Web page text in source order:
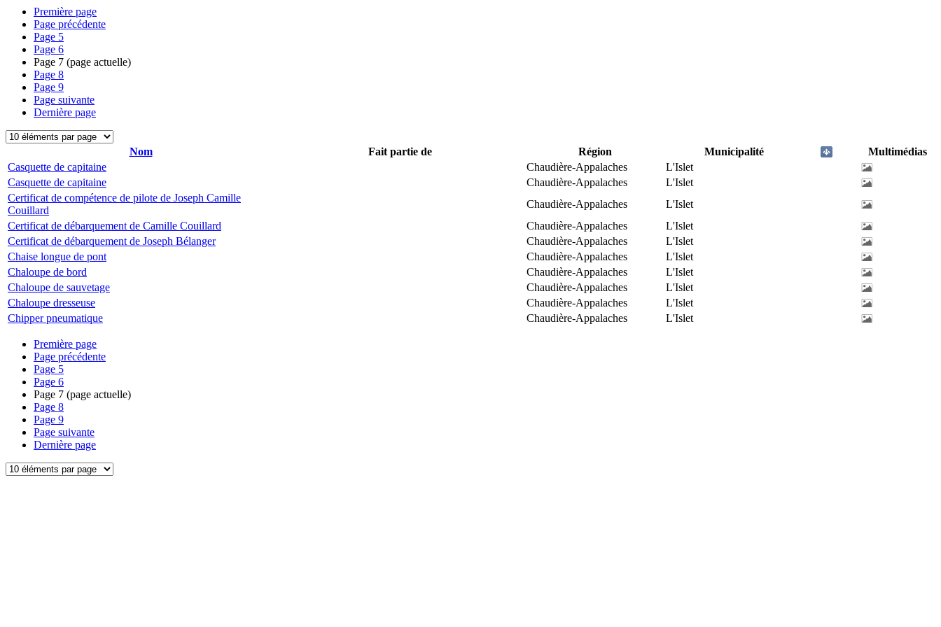
Première page
Page précédente
Page 5
Page 6
Page 7 (page actuelle)
Page 8
Page 9
Page suivante
Dernière page
Nom Fait partie de Région Municipalité
Multimédias
Casquette de capitaine
Chaudière-Appalaches
L'Islet
Casquette de capitaine
Chaudière-Appalaches
L'Islet
Certificat de compétence de pilote de Joseph Camille
Couillard
Chaudière-Appalaches
L'Islet
Certificat de débarquement de Camille Couillard
Chaudière-Appalaches
L'Islet
Certificat de débarquement de Joseph Bélanger
Chaudière-Appalaches
L'Islet
Chaise longue de pont
Chaudière-Appalaches
L'Islet
Chaloupe de bord
Chaudière-Appalaches
L'Islet
Chaloupe de sauvetage
Chaudière-Appalaches
L'Islet
Chaloupe dresseuse
Chaudière-Appalaches
L'Islet
Chipper pneumatique
Chaudière-Appalaches L'Islet
Première page
Page précédente
Page 5
Page 6
Page 7 (page actuelle)
Page 8
Page 9
Page suivante
Dernière page